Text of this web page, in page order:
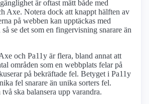
är oftast mätt både med
Axe. Notera dock att knappt hälften av
på webben kan upptäckas med
se det som en fingervisning snarare än
och Pa11y är flera, bland annat att
områden som en webbplats felar på
på bekräftade fel. Betyget i Pa11y
fel snarare än unika sorters fel.
två ska balansera upp varandra.